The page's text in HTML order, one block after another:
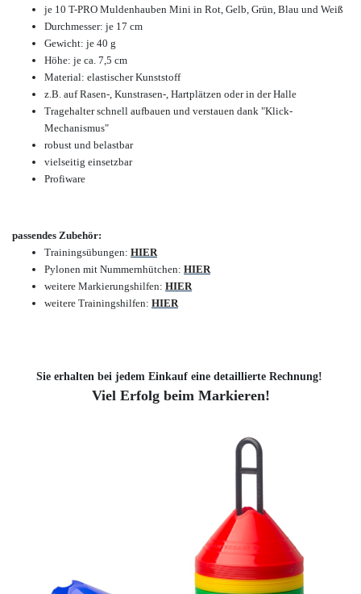
je 10 T-PRO Muldenhauben Mini in Rot, Gelb, Grün, Blau und Weiß
Durchmesser: je 17 cm
Gewicht: je 40 g
Höhe: je ca. 7,5 cm
Material: elastischer Kunststoff
z.B. auf Rasen-, Kunstrasen-, Hartplätzen oder in der Halle
Tragehalter schnell aufbauen und verstauen dank "Klick-
Mechanismus"
robust und belastbar
vielseitig einsetzbar
Profiware
passendes Zubehör:
Trainingsübungen: HIER
Pylonen mit Nummernhütchen: HIER
weitere Markierungshilfen: HIER
weitere Trainingshilfen: HIER
Sie erhalten bei jedem Einkauf eine detaillierte Rechnung!
Viel Erfolg beim Markieren!